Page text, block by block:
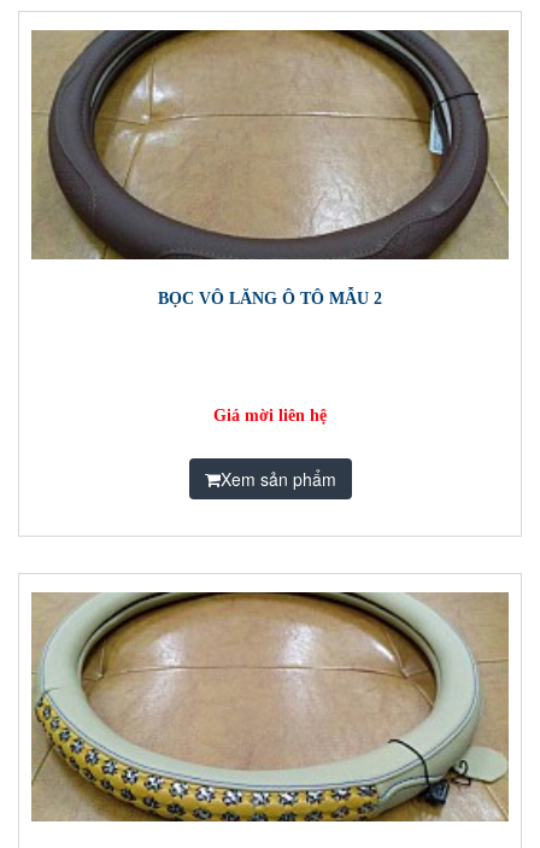
BỌC VÔ LĂNG Ô TÔ MẪU 2
Giá mời liên hệ
Xem sản phẩm